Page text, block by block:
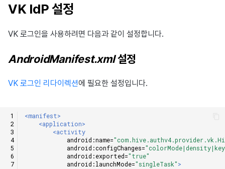
VK IdP 설정
VK 로그인을 사용하려면 다음과 같이 설정합니다.
AndroidManifest.xml설정
VK 로그인 리다이렉션에 필요한 설정입니다.
<manifest>
<application>
<activity
android:name=
android:configChanges=
android:exported="true"
android:launchMode="singleTask">